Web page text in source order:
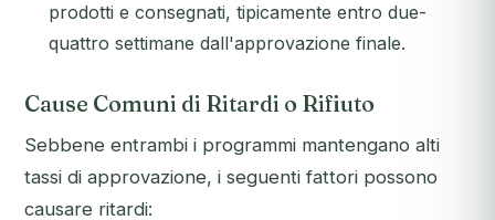
prodotti e consegnati, tipicamente entro due-
quattro settimane dall'approvazione finale.
Cause Comuni di Ritardi o Rifiuto
Sebbene entrambi i programmi mantengano alti
tassi di approvazione, i seguenti fattori possono
causare ritardi: